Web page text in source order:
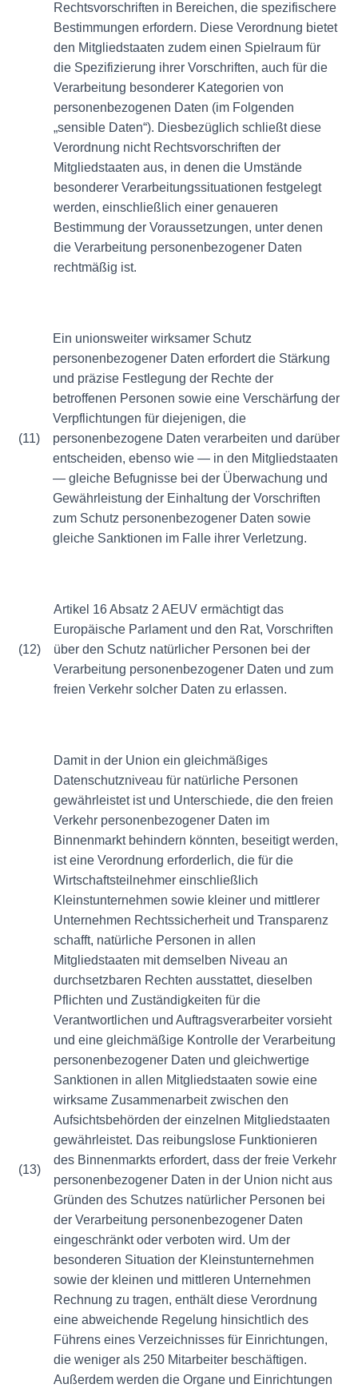
Rechtsvorschriften in Bereichen, die spezifischere
Bestimmungen erfordern. Diese Verordnung bietet
den Mitgliedstaaten zudem einen Spielraum für
die Spezifizierung ihrer Vorschriften, auch für die
Verarbeitung besonderer Kategorien von
personenbezogenen Daten (im Folgenden
„sensible Daten“). Diesbezüglich schließt diese
Verordnung nicht Rechtsvorschriften der
Mitgliedstaaten aus, in denen die Umstände
besonderer Verarbeitungssituationen festgelegt
werden, einschließlich einer genaueren
Bestimmung der Voraussetzungen, unter denen
die Verarbeitung personenbezogener Daten
rechtmäßig ist.
(11)
Ein unionsweiter wirksamer Schutz
personenbezogener Daten erfordert die Stärkung
und präzise Festlegung der Rechte der
betroffenen Personen sowie eine Verschärfung der
Verpflichtungen für diejenigen, die
personenbezogene Daten verarbeiten und darüber
entscheiden, ebenso wie — in den Mitgliedstaaten
— gleiche Befugnisse bei der Überwachung und
Gewährleistung der Einhaltung der Vorschriften
zum Schutz personenbezogener Daten sowie
gleiche Sanktionen im Falle ihrer Verletzung.
(12)
Artikel 16 Absatz 2 AEUV ermächtigt das
Europäische Parlament und den Rat, Vorschriften
über den Schutz natürlicher Personen bei der
Verarbeitung personenbezogener Daten und zum
freien Verkehr solcher Daten zu erlassen.
(13)
Damit in der Union ein gleichmäßiges
Datenschutzniveau für natürliche Personen
gewährleistet ist und Unterschiede, die den freien
Verkehr personenbezogener Daten im
Binnenmarkt behindern könnten, beseitigt werden,
ist eine Verordnung erforderlich, die für die
Wirtschaftsteilnehmer einschließlich
Kleinstunternehmen sowie kleiner und mittlerer
Unternehmen Rechtssicherheit und Transparenz
schafft, natürliche Personen in allen
Mitgliedstaaten mit demselben Niveau an
durchsetzbaren Rechten ausstattet, dieselben
Pflichten und Zuständigkeiten für die
Verantwortlichen und Auftragsverarbeiter vorsieht
und eine gleichmäßige Kontrolle der Verarbeitung
personenbezogener Daten und gleichwertige
Sanktionen in allen Mitgliedstaaten sowie eine
wirksame Zusammenarbeit zwischen den
Aufsichtsbehörden der einzelnen Mitgliedstaaten
gewährleistet. Das reibungslose Funktionieren
des Binnenmarkts erfordert, dass der freie Verkehr
personenbezogener Daten in der Union nicht aus
Gründen des Schutzes natürlicher Personen bei
der Verarbeitung personenbezogener Daten
eingeschränkt oder verboten wird. Um der
besonderen Situation der Kleinstunternehmen
sowie der kleinen und mittleren Unternehmen
Rechnung zu tragen, enthält diese Verordnung
eine abweichende Regelung hinsichtlich des
Führens eines Verzeichnisses für Einrichtungen,
die weniger als 250 Mitarbeiter beschäftigen.
Außerdem werden die Organe und Einrichtungen